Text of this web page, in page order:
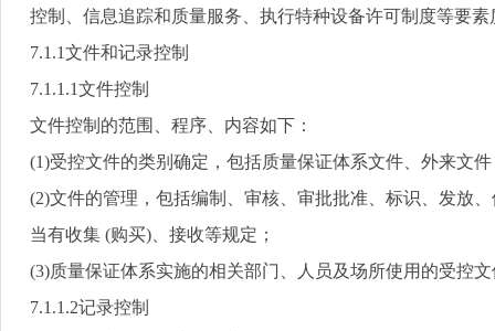
控制、信息追踪和质量服务、执行特种设备许可制度等要
7.1.1文件和记录控制
7.1.1.1文件控制
文件控制的范围、程序、内容如下：
(1)受控文件的类别确定，包括质量保证体系文件、外来文
(2)文件的管理，包括编制、审核、审批批准、标识、发放
当有收集 (购买) 、接收等规定；
(3)质量保证体系实施的相关部门、人员及场所使用的受控
7.1.1.2记录控制